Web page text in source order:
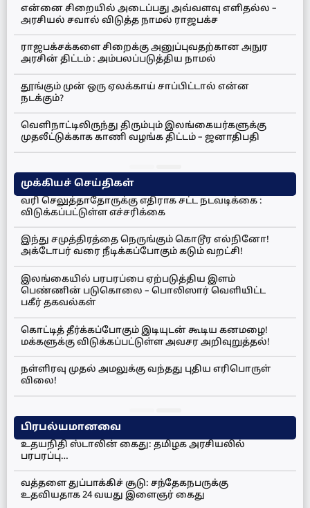
என்னை சிறையில் அடைப்பது அவ்வளவு எளிதல்ல –
அரசியல் சவால் விடுத்த நாமல் ராஜபக்ச
ராஜபக்சக்களை சிறைக்கு அனுப்புவதற்கான அநுர
அரசின் திட்டம் : அம்பலப்படுத்திய நாமல்
தூங்கும் முன் ஒரு ஏலக்காய் சாப்பிட்டால் என்ன
நடக்கும்?
வெளிநாட்டிலிருந்து திரும்பும் இலங்கையர்களுக்கு
முதலீட்டுக்காக காணி வழங்க திட்டம் – ஜனாதிபதி
முக்கியச் செய்திகள்
வரி செலுத்தாதோருக்கு எதிராக சட்ட நடவடிக்கை :
விடுக்கப்பட்டுள்ள எச்சரிக்கை
இந்து சமுத்திரத்தை நெருங்கும் கொடூர எல்நினோ!
அக்டோபர் வரை நீடிக்கப்போகும் கடும் வறட்சி!
இலங்கையில் பரபரப்பை ஏற்படுத்திய இளம்
பெண்ணின் படுகொலை – பொலிஸார் வெளியிட்ட
பகீர் தகவல்கள்
கொட்டித் தீர்க்கப்போகும் இடியுடன் கூடிய கனமழை!
மக்களுக்கு விடுக்கப்பட்டுள்ள அவசர அறிவுறுத்தல்!
நள்ளிரவு முதல் அமலுக்கு வந்தது புதிய எரிபொருள்
விலை!
பிரபல்யமானவை
உதயநிதி ஸ்டாலின் கைது: தமிழக அரசியலில்
பரபரப்பு…
வத்தளை துப்பாக்கிச் சூடு: சந்தேகநபருக்கு
உதவியதாக 24 வயது இளைஞர் கைது